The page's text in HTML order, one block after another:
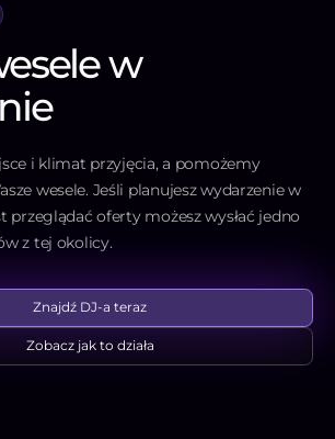
w
i klimat przyjęcia, a pomożemy
wesele. Jeśli planujesz wydarzenie w
przeglądać oferty możesz wysłać jedno
z tej okolicy.
Znajdź DJ-a teraz
Zobacz jak to działa